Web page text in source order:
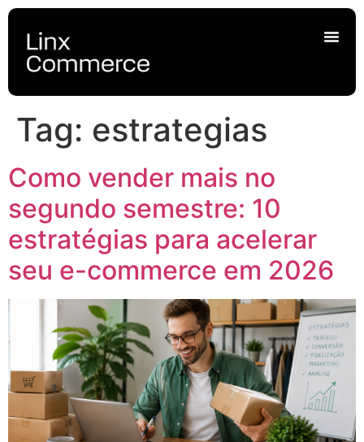
Tag: estrategias
Como vender mais no
segundo semestre: 10
estratégias para acelerar
seu e-commerce em 2026